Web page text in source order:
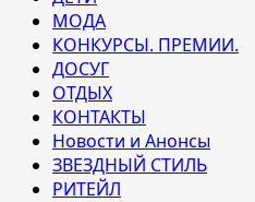
МОДА
КОНКУРСЫ. ПРЕМИИ.
ДОСУГ
ОТДЫХ
КОНТАКТЫ
Новости и Анонсы
ЗВЕЗДНЫЙ СТИЛЬ
РИТЕЙЛ